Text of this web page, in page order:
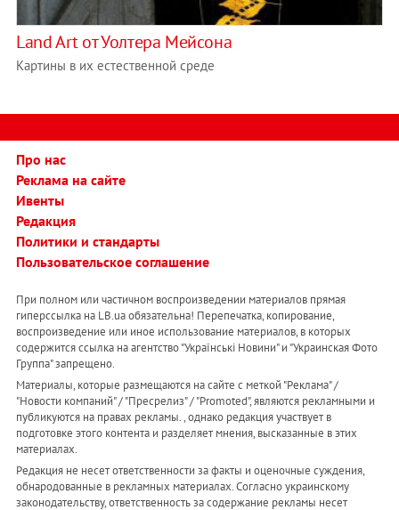
Land Art от Уолтера Мейсона
Картины в их естественной среде
Про нас
Реклама на сайте
Ивенты
Редакция
Политики и стандарты
Пользовательское соглашение
При полном или частичном воспроизведении материалов прямая
гиперссылка на LB.ua обязательна! Перепечатка, копирование,
воспроизведение или иное использование материалов, в которых
содержится ссылка на агентство "Українськi Новини" и "Украинская Фото
Группа" запрещено.
Материалы, которые размещаются на сайте с меткой "Реклама" /
"Новости компаний" / "Пресрелиз" / "Promoted", являются рекламными и
публикуются на правах рекламы. , однако редакция участвует в
подготовке этого контента и разделяет мнения, высказанные в этих
материалах.
Редакция не несет ответственности за факты и оценочные суждения,
обнародованные в рекламных материалах. Согласно украинскому
законодательству, ответственность за содержание рекламы несет